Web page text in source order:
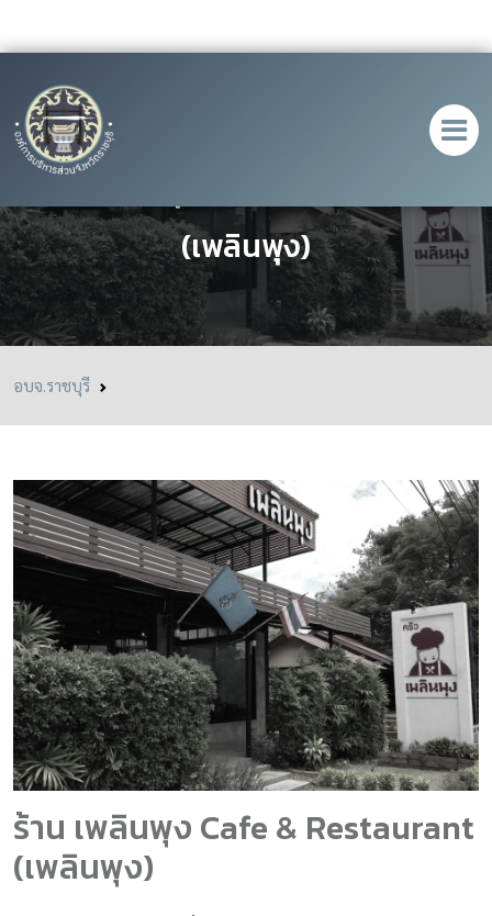
ร้าน เพลินพุง Cafe & Restaurant
(เพลินพุง)
อบจ.ราชบุรี
ร้าน เพลินพุง Cafe & Restaurant
(เพลินพุง)